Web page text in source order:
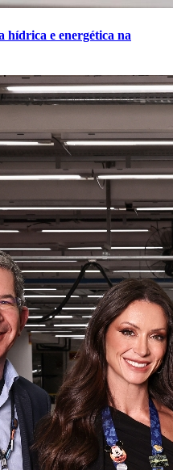
hídrica e energética na